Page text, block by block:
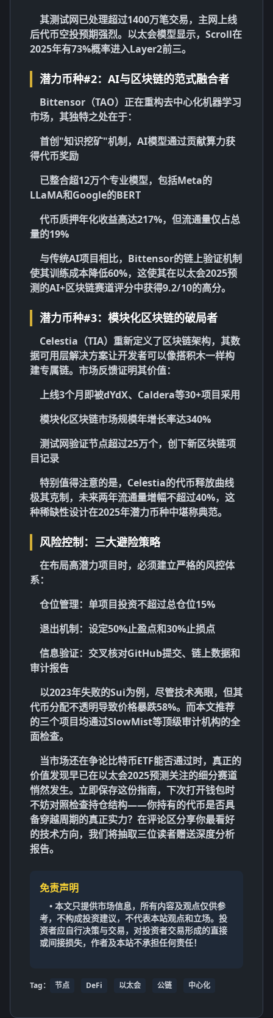
其测试网已处理超过1400万笔交易，主网上线
后代币空投预期强烈。以太会模型显示，Scroll在
2025年有73%概率进入Layer2前三。
潜力币种#2：AI与区块链的范式融合者
Bittensor（TAO）正在重构去中心化机器学习
市场，其独特之处在于：
首创"知识挖矿"机制，AI模型通过贡献算力获
得代币奖励
已整合超12万个专业模型，包括Meta的
LLaMA和Google的BERT
代币质押年化收益高达217%，但流通量仅占总
量的19%
与传统AI项目相比，Bittensor的链上验证机制
使其训练成本降低60%，这使其在以太会2025预
测的AI+区块链赛道评分中获得9.2/10的高分。
潜力币种#3：模块化区块链的破局者
Celestia（TIA）重新定义了区块链架构，其数
据可用层解决方案让开发者可以像搭积木一样构
建专属链。市场反馈证明其价值：
上线3个月即被dYdX、Caldera等30+项目采用
模块化区块链市场规模年增长率达340%
测试网验证节点超过25万个，创下新区块链项
目记录
特别值得注意的是，Celestia的代币释放曲线
极其克制，未来两年流通量增幅不超过40%，这
种稀缺性设计在2025年潜力币种中堪称典范。
风险控制：三大避险策略
在布局高潜力项目时，必须建立严格的风控体
系：
仓位管理：单项目投资不超过总仓位15%
退出机制 ：设定50%止盈点和30%止损点
信息验证：交叉核对GitHub提交、链上数据和
审计报告
以2023年失败的Sui为例，尽管技术亮眼，但其
代币分配不透明导致价格暴跌58%。而本文推荐
的三个项目均通过SlowMist等顶级审计机构的全
面检查。
当市场还在争论比特币ETF能否通过时，真正的
价值发现早已在以太会2025预测关注的细分赛道
悄然发生。立即保存这份指南，下次打开钱包时
不妨对照检查持仓结构——你持有的代币是否具
备穿越周期的真正实力？在评论区分享你最看好
的技术方向，我们将抽取三位读者赠送深度分析
报告。
免责声明
• 本文只提供市场信息，所有内容及观点仅供参
考，不构成投资建议，不代表本站观点和立场。投
资者应自行决策与交易，对投资者交易形成的直接
或间接损失，作者及本站不承担任何责任！
Tag： 节点 DeFi 以太会 公链 中心化